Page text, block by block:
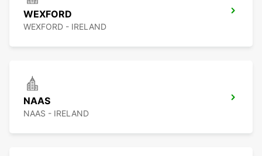
WEXFORD
WEXFORD - IRELAND
NAAS
NAAS - IRELAND